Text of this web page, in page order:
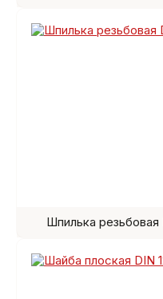
Шпилька